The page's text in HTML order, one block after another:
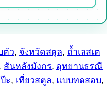
ตัว, จังหวัดสตูล, ถ้ำเลสเต
, สันหลังมังกร, อุทยานธรณี
ะ, เที่ยวสตูล, แบบทดสอบ,